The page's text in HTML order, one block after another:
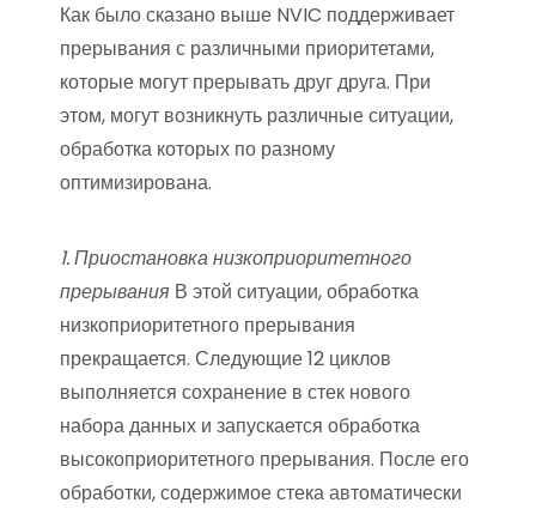
Как было сказано выше NVIC поддерживает
прерывания с различными приоритетами,
которые могут прерывать друг друга. При
этом, могут возникнуть различные ситуации,
обработка которых по разному
оптимизирована.
1. Приостановка низкоприоритетного
прерывания В этой ситуации, обработка
низкоприоритетного прерывания
прекращается. Следующие 12 циклов
выполняется сохранение в стек нового
набора данных и запускается обработка
высокоприоритетного прерывания. После его
обработки, содержимое стека автоматически